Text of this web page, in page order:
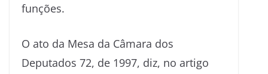
funções.
O ato da Mesa da Câmara dos
Deputados 72, de 1997, diz, no artigo